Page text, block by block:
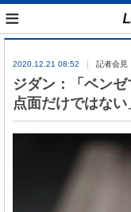
≡
2020.12.21 08:52 記者会見
ジダン：「ベン
点面だけではない